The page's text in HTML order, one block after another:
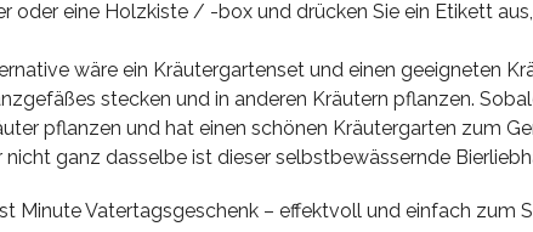
oder eine Holzkiste / -box und drücken Sie ein Etikett
wäre ein Kräutergartenset und einen geeigneten
stecken und in anderen Kräutern pflanzen.
pflanzen und hat einen schönen Kräutergarten zum
nicht ganz dasselbe ist dieser selbstbewässernde
Minute Vatertagsgeschenk – effektvoll und einfach zum